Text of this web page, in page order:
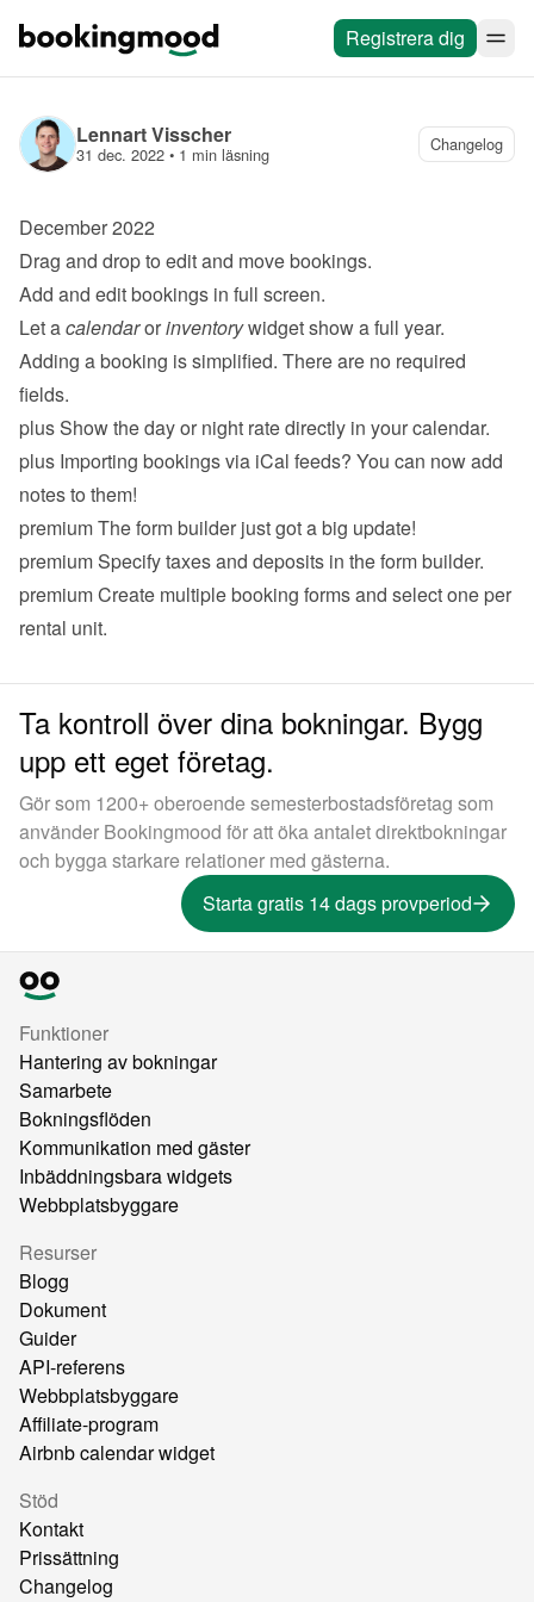
Registrera dig
Lennart Visscher
31 dec. 2022 • 1 min läsning Changelog
December 2022
Drag and drop to edit and move bookings.
Add and edit bookings in full screen.
Let a calendar or inventory widget show a full year.
Adding a booking is simplified. There are no required
fields.
plus Show the day or night rate directly in your calendar.
plus Importing bookings via iCal feeds? You can now add
notes to them!
premium The form builder just got a big update!
premium Specify taxes and deposits in the form builder.
premium Create multiple booking forms and select one per
rental unit.
Ta kontroll över dina bokningar. Bygg
upp ett eget företag.
Gör som 1200+ oberoende semesterbostadsföretag som
använder Bookingmood för att öka antalet direktbokningar
och bygga starkare relationer med gästerna.
Starta gratis 14 dags provperiod
Funktioner
Hantering av bokningar
Samarbete
Bokningsflöden
Kommunikation med gäster
Inbäddningsbara widgets
Webbplatsbyggare
Resurser
Blogg
Dokument
Guider
API-referens
Webbplatsbyggare
Affiliate-program
Airbnb calendar widget
Stöd
Kontakt
Prissättning
Changelog